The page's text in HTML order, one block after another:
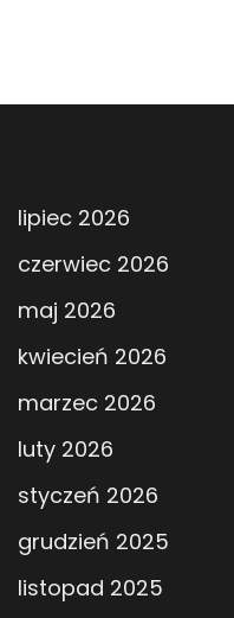
lipiec 2026
czerwiec 2026
maj 2026
kwiecień 2026
marzec 2026
luty 2026
styczeń 2026
grudzień 2025
listopad 2025